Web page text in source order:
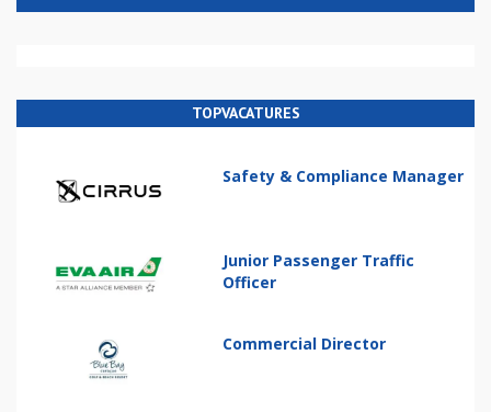
TOPVACATURES
Safety & Compliance Manager
Junior Passenger Traffic
Officer
Commercial Director